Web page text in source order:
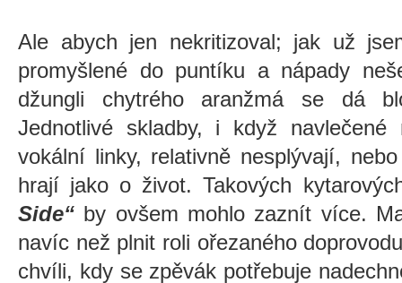
Ale abych jen nekritizoval; jak už
promyšlené do puntíku a nápady
džungli chytrého aranžmá se dá
Jednotlivé skladby, i když navlečené
vokální linky, relativně nesplývají,
hrají jako o život. Takových
Side“ by ovšem mohlo zaznít více.
navíc než plnit roli ořezaného
chvíli, kdy se zpěvák potřebuje